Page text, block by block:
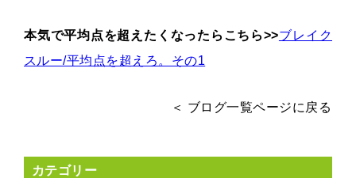
本気で平均点を超えたくなったらこちら>>ブレイク
スルー/平均点を超えろ。その1
＜ ブログ一覧ページに戻る
カテゴリー